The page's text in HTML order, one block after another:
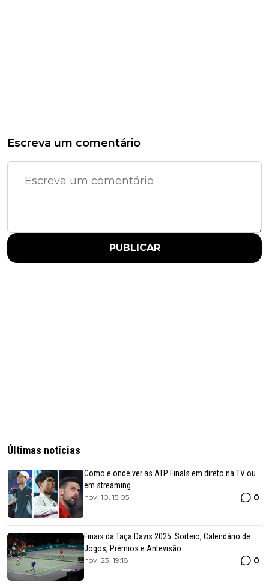
Escreva um comentário
PUBLICAR
Últimas notícias
Como e onde ver as ATP Finals em direto na TV ou
em streaming
nov. 10, 15:05 0
Finais da Taça Davis 2025: Sorteio, Calendário de
Jogos, Prémios e Antevisão
nov. 23, 19:18 0